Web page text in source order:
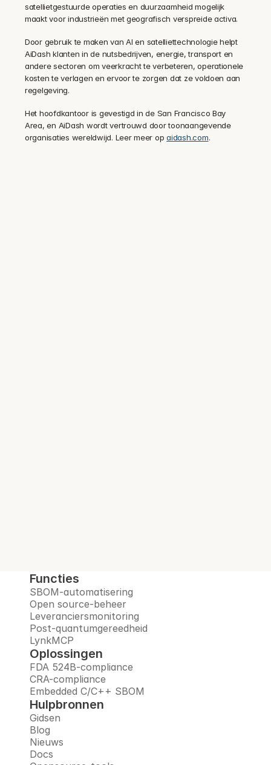
satellietgestuurde operaties en duurzaamheid mogelijk
maakt voor industrieën met geografisch verspreide activa.
Door gebruik te maken van AI en satelliettechnologie helpt
AiDash klanten in de nutsbedrijven, energie, transport en
andere sectoren om veerkracht te verbeteren, operationele
kosten te verlagen en ervoor te zorgen dat ze voldoen aan
regelgeving.
Het hoofdkantoor is gevestigd in de San Francisco Bay
Area, en AiDash wordt vertrouwd door toonaangevende
organisaties wereldwijd. Leer meer op aidash.com.
Functies
SBOM-automatisering
Open source-beheer
Leveranciersmonitoring
Post-quantumgereedheid
LynkMCP
Oplossingen
FDA 524B-compliance
CRA-compliance
Embedded C/C++ SBOM
Hulpbronnen
Gidsen
Blog
Nieuws
Docs